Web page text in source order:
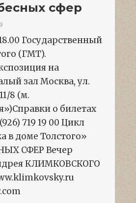
сфер
Государственный
(ГМТ).
на
зал Москва, ул.
8 (м.
о билетах
719 19 00 Цикл
в доме Толстого»
СФЕР Вечер
КЛИМКОВСКОГО